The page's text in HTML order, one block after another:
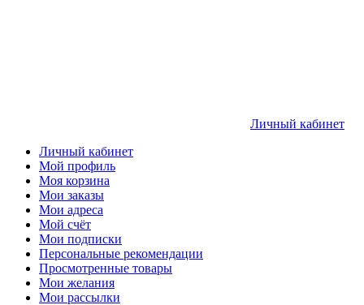
Личный кабинет
Личный кабинет
Мой профиль
Моя корзина
Мои заказы
Мои адреса
Мой счёт
Мои подписки
Персональные рекомендации
Просмотренные товары
Мои желания
Мои рассылки